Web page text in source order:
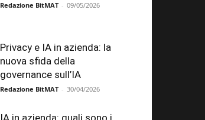
Redazione BitMAT - 09/05/2026
Privacy e IA in azienda: la
nuova sfida della
governance sull’IA
Redazione BitMAT - 30/04/2026